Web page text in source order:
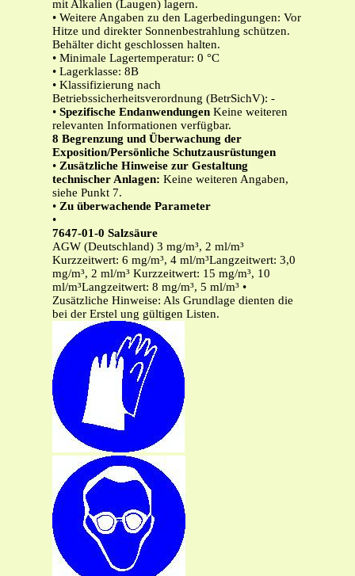
mit Alkalien (Laugen) lagern.
• Weitere Angaben zu den Lagerbedingungen: Vor
Hitze und direkter Sonnenbestrahlung schützen.
Behälter dicht geschlossen halten.
• Minimale Lagertemperatur: 0 °C
• Lagerklasse: 8B
• Klassifizierung nach
Betriebssicherheitsverordnung (BetrSichV): -
• Spezifische Endanwendungen Keine weiteren
relevanten Informationen verfügbar.
8 Begrenzung und Überwachung der
Exposition/Persönliche Schutzausrüstungen
• Zusätzliche Hinweise zur Gestaltung
technischer Anlagen: Keine weiteren Angaben,
siehe Punkt 7.
• Zu überwachende Parameter
•
7647-01-0 Salzsäure
AGW (Deutschland) 3 mg/m³, 2 ml/m³
Kurzzeitwert: 6 mg/m³, 4 ml/m³Langzeitwert: 3,0
mg/m³, 2 ml/m³ Kurzzeitwert: 15 mg/m³, 10
ml/m³Langzeitwert: 8 mg/m³, 5 ml/m³ •
Zusätzliche Hinweise: Als Grundlage dienten die
bei der Erstel ung gültigen Listen.